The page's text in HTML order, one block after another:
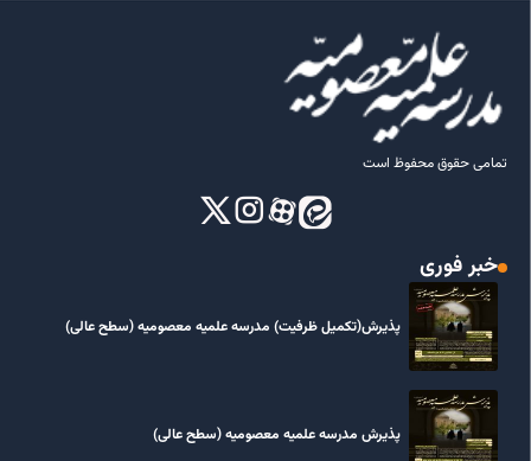
تمامی حقوق محفوظ است
خبر فوری
پذیرش(تکمیل ظرفیت) مدرسه علمیه معصومیه‌ (سطح عالی)
پذیرش مدرسه علمیه معصومیه‌ (سطح عالی)